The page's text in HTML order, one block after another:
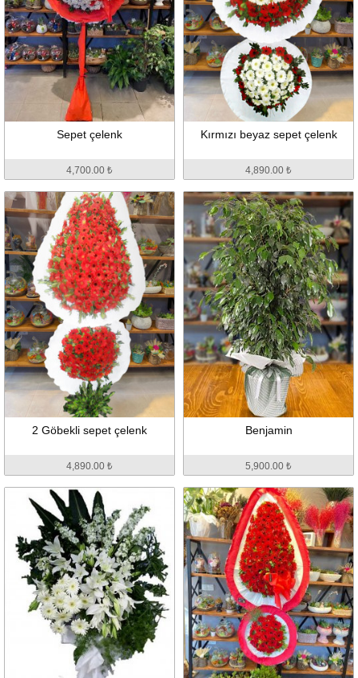
Sepet çelenk
4,700.00 ₺
Kırmızı beyaz sepet çelenk
4,890.00 ₺
2 Göbekli sepet çelenk
4,890.00 ₺
Benjamin
5,900.00 ₺